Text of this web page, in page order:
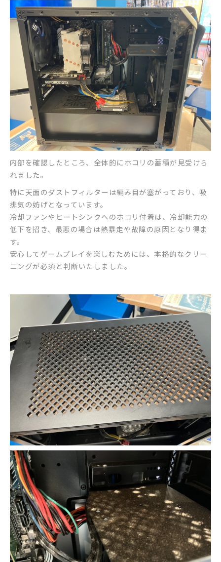
内部を確認したところ、全体的にホコリの蓄積が見受けら
れました。
特に天面のダストフィルターは編み目が塞がっており、吸
排気の妨げとなっています。
冷却ファンやヒートシンクへのホコリ付着は、冷却能力の
低下を招き、最悪の場合は熱暴走や故障の原因となり得ま
す。
安心してゲームプレイを楽しむためには、本格的なクリー
ニングが必須と判断いたしました。